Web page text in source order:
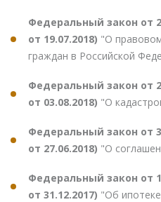
Федеральный закон от
от 19.07.2018) "О
граждан в Российской
Федеральный закон от
от 03.08.2018) "О
Федеральный закон от
от 27.06.2018) "О
Федеральный закон от
от 31.12.2017) "Об